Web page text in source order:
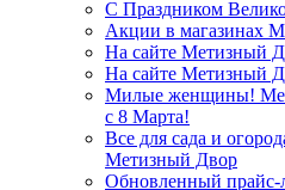
С Праздником
Акции в магазинах
На сайте Метизный
На сайте Метизный
Милые женщины!
с 8 Марта!
Все для сада и
Метизный Двор
Обновленный прайс-